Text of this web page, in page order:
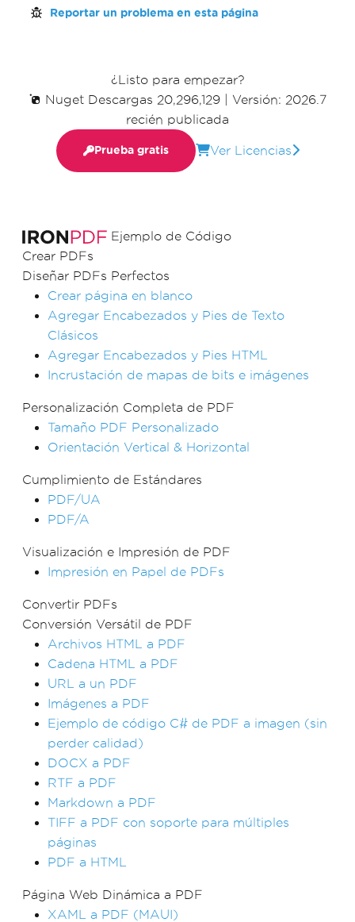
Ejemplo de Código
Crear PDFs
Diseñar PDFs Perfectos
Crear página en blanco
Agregar Encabezados y Pies de Texto
Clásicos
Agregar Encabezados y Pies HTML
Incrustación de mapas de bits e imágenes
Personalización Completa de PDF
Tamaño PDF Personalizado
Orientación Vertical & Horizontal
Cumplimiento de Estándares
PDF/UA
PDF/A
Visualización e Impresión de PDF
Impresión en Papel de PDFs
Convertir PDFs
Conversión Versátil de PDF
Archivos HTML a PDF
Cadena HTML a PDF
URL a un PDF
Imágenes a PDF
Ejemplo de código C# de PDF a imagen (sin
perder calidad)
DOCX a PDF
RTF a PDF
Markdown a PDF
TIFF a PDF con soporte para múltiples
páginas
PDF a HTML
Página Web Dinámica a PDF
XAML a PDF (MAUI)
Reportar un problema en esta página
¿Listo para empezar?
Nuget Descargas 20,296,129
Versión: 2026.7
recién publicada
Prueba gratis Ver Licencias